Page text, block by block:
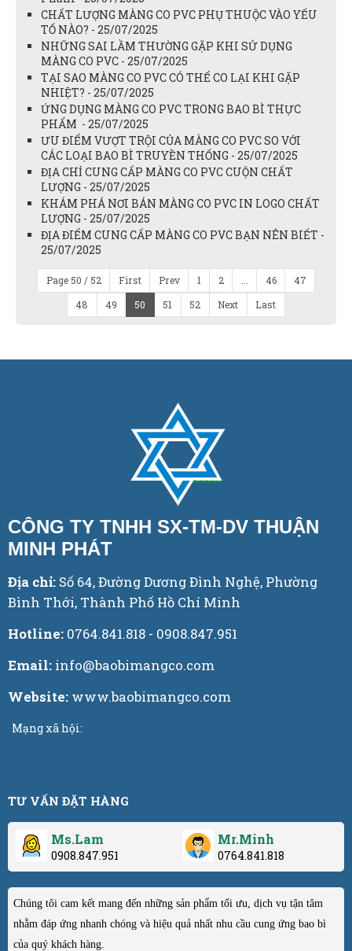
CHẤT LƯỢNG MÀNG CO PVC PHỤ THUỘC VÀO YẾU
TỐ NÀO? - 25/07/2025
NHỮNG SAI LẦM THƯỜNG GẶP KHI SỬ DỤNG
MÀNG CO PVC - 25/07/2025
TẠI SAO MÀNG CO PVC CÓ THỂ CO LẠI KHI GẶP
NHIỆT? - 25/07/2025
ỨNG DỤNG MÀNG CO PVC TRONG BAO BÌ THỰC
PHẨM - 25/07/2025
ƯU ĐIỂM VƯỢT TRỘI CỦA MÀNG CO PVC SO VỚI
CÁC LOẠI BAO BÌ TRUYỀN THỐNG - 25/07/2025
ĐỊA CHỈ CUNG CẤP MÀNG CO PVC CUỘN CHẤT
LƯỢNG - 25/07/2025
KHÁM PHÁ NƠI BÁN MÀNG CO PVC IN LOGO CHẤT
LƯỢNG - 25/07/2025
ĐỊA ĐIỂM CUNG CẤP MÀNG CO PVC BẠN NÊN BIẾT -
25/07/2025
Page 50 / 52 First Prev 1 2 46
47
48
49 50 51 52 Next Last
CÔNG TY TNHH SX-TM-DV THUẬN
MINH PHÁT
Địa chỉ: Số 64, Đường Dương Đình Nghệ, Phường
Bình Thới, Thành Phố Hồ Chí Minh
Hotline: 0764.841.818 - 0908.847.951
Email: info@baobimangco.com
Website: www.baobimangco.com
Mạng xã hội:
TƯ VẤN ĐẶT HÀNG
Ms.Lam
0908.847.951
Mr.Minh
0764.841.818
Chúng tôi cam kết mang đến những sản phẩm tối ưu, dịch vụ tận tâm
nhằm đáp ứng nhanh chóng và hiệu quả nhất nhu cầu cung ứng bao bì
của quý khách hàng.